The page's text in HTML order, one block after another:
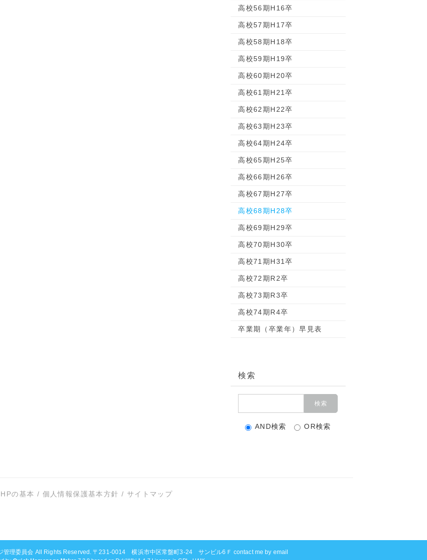
高校56期H16卒
高校57期H17卒
高校58期H18卒
高校59期H19卒
高校60期H20卒
高校61期H21卒
高校62期H22卒
高校63期H23卒
高校64期H24卒
高校65期H25卒
高校66期H26卒
高校67期H27卒
高校68期H28卒
高校69期H29卒
高校70期H30卒
高校71期H31卒
高校72期R2卒
高校73期R3卒
高校74期R4卒
卒業期（卒業年）早見表
検索
AND検索 OR検索
HPの基本 / 個人情報保護基本方針 / サイトマップ
管理委員会 All Rights Reserved. 〒231-0014 横浜市中区常盤町3-24 サンビル6Ｆ contact me by email